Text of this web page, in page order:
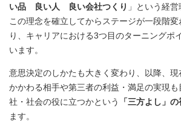
い品 良い人 良い会社つくり 」という経営
この理念を確立してからステージが一段階
り、キャリアにおける3つ目のターニングポ
います。
意思決定のしかたも大きく変わり、以降、現
かかわる相手や第三者の利益・満足の実現
社・社会の役に立つかという
「三方よし」
ます。